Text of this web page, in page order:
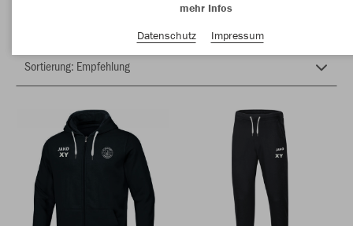
mehr Infos
Datenschutz
Impressum